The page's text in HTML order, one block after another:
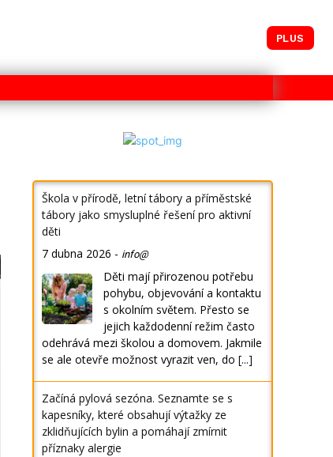
PLUS
Škola v přírodě, letní tábory a příměstské
tábory jako smysluplné řešení pro aktivní
děti
7 dubna 2026 - info@
Děti mají přirozenou potřebu
pohybu, objevování a kontaktu
s okolním světem. Přesto se
jejich každodenní režim často
odehrává mezi školou a domovem. Jakmile
se ale otevře možnost vyrazit ven, do[...]
Začíná pylová sezóna. Seznamte se s
kapesníky, které obsahují výtažky ze
zklidňujících bylin a pomáhají zmírnit
příznaky alergie